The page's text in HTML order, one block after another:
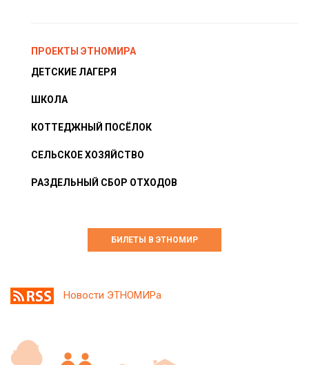
ПРОЕКТЫ ЭТНОМИРА
ДЕТСКИЕ ЛАГЕРЯ
ШКОЛА
КОТТЕДЖНЫЙ ПОСЁЛОК
СЕЛЬСКОЕ ХОЗЯЙСТВО
РАЗДЕЛЬНЫЙ СБОР ОТХОДОВ
БИЛЕТЫ В ЭТНОМИР
Новости ЭТНОМИРа